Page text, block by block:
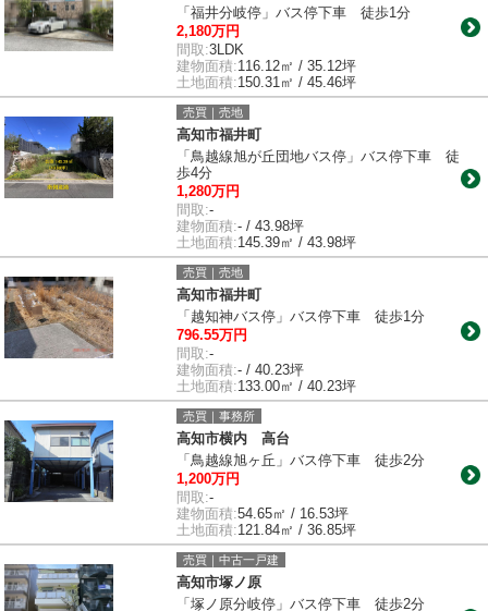
「福井分岐停」バス停下車 徒歩1分
2,180万円
間取:3LDK
建物面積:116.12㎡ / 35.12坪
土地面積:150.31㎡ / 45.46坪
売買｜売地
高知市福井町
「鳥越線旭が丘団地バス停」バス停下車 徒
歩4分
1,280万円
間取:-
建物面積:- / 43.98坪
土地面積:145.39㎡ / 43.98坪
売買｜売地
高知市福井町
「越知神バス停」バス停下車 徒歩1分
796.55万円
間取:-
建物面積:- / 40.23坪
土地面積:133.00㎡ / 40.23坪
売買｜事務所
高知市横内 高台
「鳥越線旭ヶ丘」バス停下車 徒歩2分
1,200万円
間取:-
建物面積:54.65㎡ / 16.53坪
土地面積:121.84㎡ / 36.85坪
売買｜中古一戸建
高知市塚ノ原
「塚ノ原分岐停」バス停下車 徒歩2分